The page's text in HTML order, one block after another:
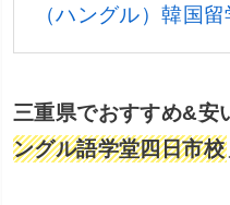
（ハングル）韓国
三重県でおすすめ&安
ングル語学堂四日市校